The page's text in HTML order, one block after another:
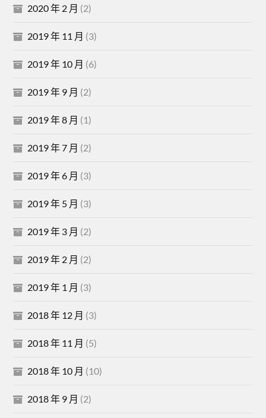
2020 年 2 月 (2)
2019 年 11 月 (3)
2019 年 10 月 (6)
2019 年 9 月 (2)
2019 年 8 月 (1)
2019 年 7 月 (2)
2019 年 6 月 (3)
2019 年 5 月 (3)
2019 年 3 月 (2)
2019 年 2 月 (2)
2019 年 1 月 (3)
2018 年 12 月 (3)
2018 年 11 月 (5)
2018 年 10 月 (10)
2018 年 9 月 (2)